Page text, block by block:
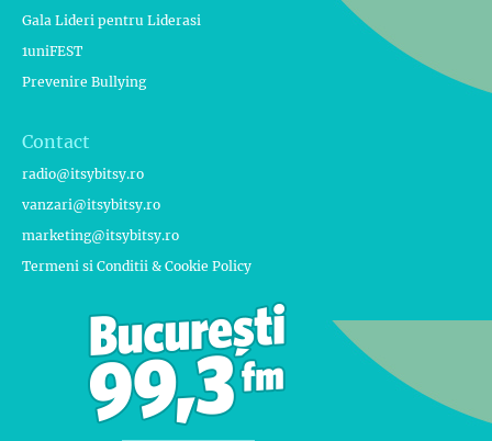
Gala Lideri pentru Liderasi
1uniFEST
Prevenire Bullying
Contact
radio@itsybitsy.ro
vanzari@itsybitsy.ro
marketing@itsybitsy.ro
Termeni si Conditii & Cookie Policy